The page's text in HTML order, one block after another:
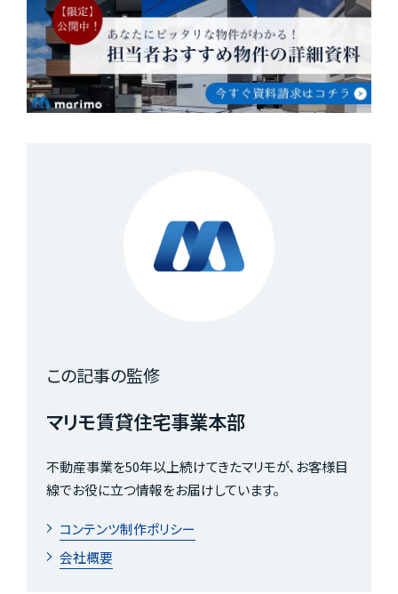
会社概要
個人情報保護方針
カスタマーハラスメントに関する基本方針
コンテンツポリシー
この記事の監修
マリモ賃貸住宅事業本部
不動産事業を50年以上続けてきたマリモが、お客様目
線でお役に立つ情報をお届けしています。
コンテンツ制作ポリシー
会社概要